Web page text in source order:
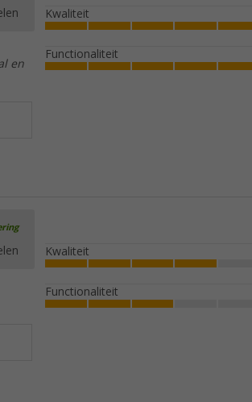
en
Kwaliteit
Functionaliteit
Kwaliteit
Functionaliteit